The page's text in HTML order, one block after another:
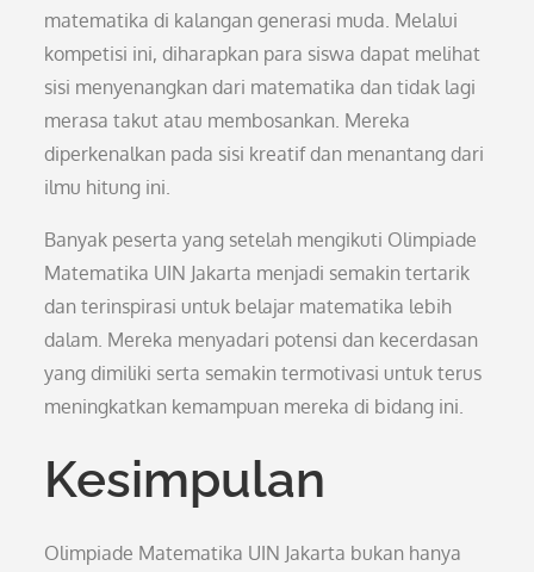
matematika di kalangan generasi muda. Melalui
kompetisi ini, diharapkan para siswa dapat melihat
sisi menyenangkan dari matematika dan tidak lagi
merasa takut atau membosankan. Mereka
diperkenalkan pada sisi kreatif dan menantang dari
ilmu hitung ini.
Banyak peserta yang setelah mengikuti Olimpiade
Matematika UIN Jakarta menjadi semakin tertarik
dan terinspirasi untuk belajar matematika lebih
dalam. Mereka menyadari potensi dan kecerdasan
yang dimiliki serta semakin termotivasi untuk terus
meningkatkan kemampuan mereka di bidang ini.
Kesimpulan
Olimpiade Matematika UIN Jakarta bukan hanya